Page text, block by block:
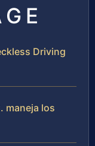
Driving
maneja los